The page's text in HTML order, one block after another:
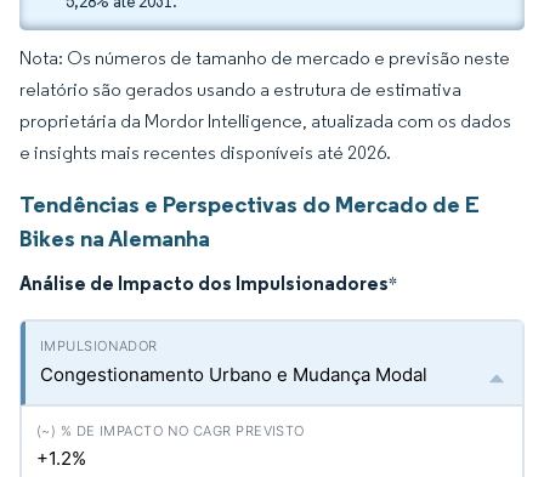
Nota: Os números de tamanho de mercado e previsão neste
relatório são gerados usando a estrutura de estimativa
proprietária da Mordor Intelligence, atualizada com os dados
e insights mais recentes disponíveis até 2026.
Tendências e Perspectivas do Mercado de E
Bikes na Alemanha
Análise de Impacto dos Impulsionadores*
Congestionamento Urbano e Mudança Modal
+1.2%